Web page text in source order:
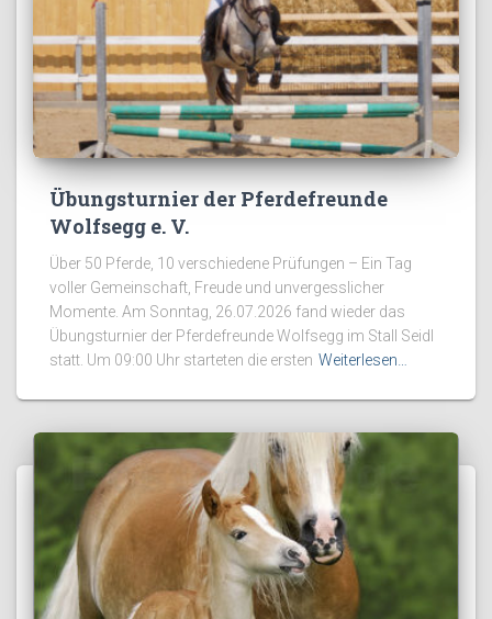
Übungsturnier der Pferdefreunde
Wolfsegg e. V.
Über 50 Pferde, 10 verschiedene Prüfungen – Ein Tag
voller Gemeinschaft, Freude und unvergesslicher
Momente. Am Sonntag, 26.07.2026 fand wieder das
Übungsturnier der Pferdefreunde Wolfsegg im Stall Seidl
statt. Um 09:00 Uhr starteten die ersten Weiterlesen…